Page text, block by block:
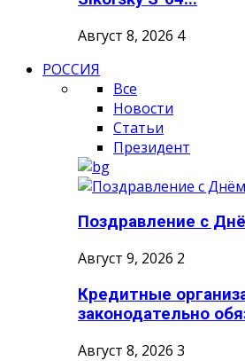
Август 8, 2026 4
РОССИЯ
Все
Новости
Статьи
Президент
Поздравление с
Август 9, 2026 2
Кредитные
законодательно
Август 8, 2026 3